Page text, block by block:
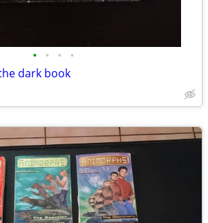
• • • •
dark book